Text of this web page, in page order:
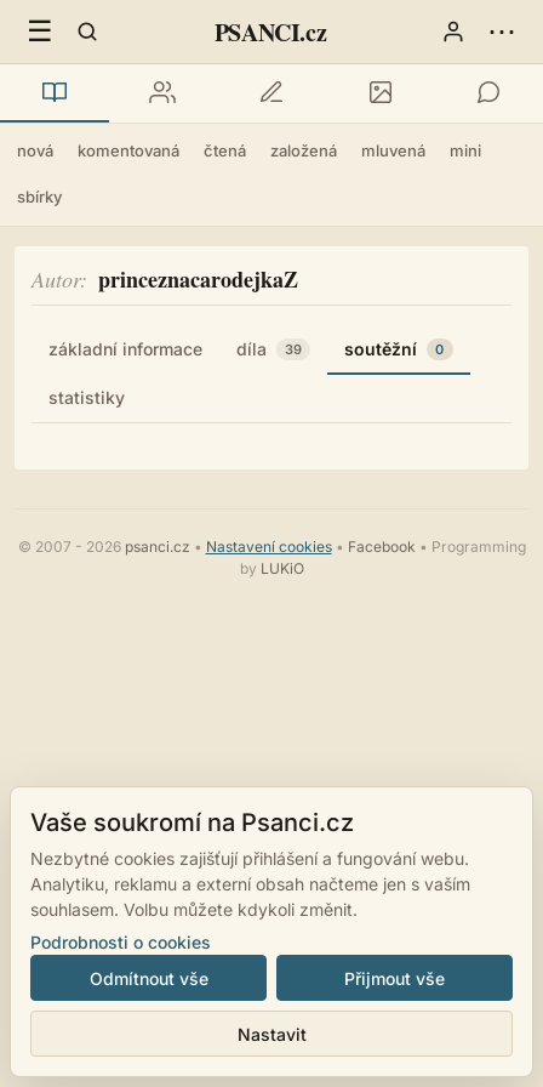
☰ PSANCI.cz ⋯
nová komentovaná čtená založená mluvená mini
sbírky
Autor princeznacarodejkaZ
základní informace díla 39 soutěžní 0
statistiky
© 2007 - 2026 psanci.cz • Nastavení cookies• Facebook • Programming
by LUKiO
Vaše soukromí na Psanci.cz
Nezbytné cookies zajišťují přihlášení a fungování webu.
Analytiku, reklamu a externí obsah načteme jen s vaším
souhlasem. Volbu můžete kdykoli změnit.
Podrobnosti o cookies
Odmítnout vše
Nastavit
Přijmout vše